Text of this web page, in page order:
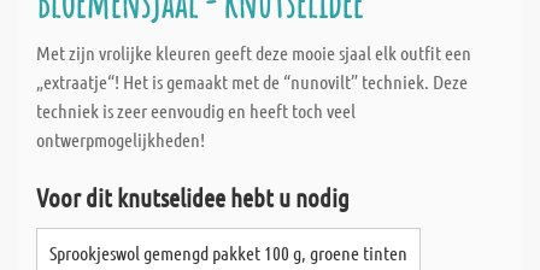
Met zijn vrolijke kleuren geeft deze mooie sjaal elk outfit een
„extraatje“! Het is gemaakt met de “nunovilt” techniek. Deze
techniek is zeer eenvoudig en heeft toch veel
ontwerpmogelijkheden!
Voor dit knutselidee hebt u nodig
Sprookjeswol gemengd pakket 100 g, groene tinten